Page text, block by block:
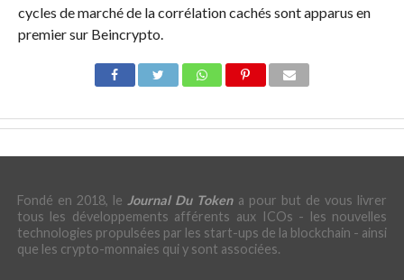
cycles de marché de la corrélation cachés sont apparus en
premier sur Beincrypto.
Fondé en 2018, le Journal Du Tokena pour but de vous livrer
tous les développements afférents aux ICOs - les nouvelles
technologies propulsées par les start-ups de la blockchain - ainsi
que les crypto-monnaies qui y sont associées.